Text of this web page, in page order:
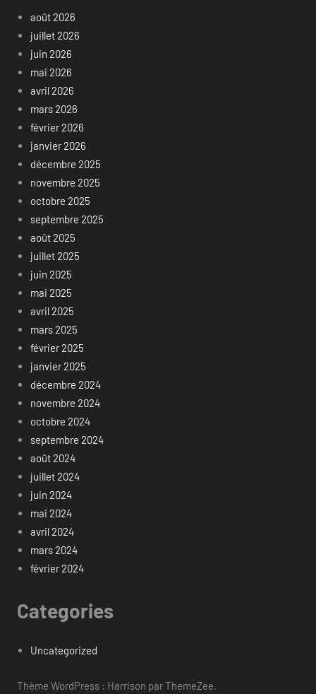
août 2026
juillet 2026
juin 2026
mai 2026
avril 2026
mars 2026
février 2026
janvier 2026
décembre 2025
novembre 2025
octobre 2025
septembre 2025
août 2025
juillet 2025
juin 2025
mai 2025
avril 2025
mars 2025
février 2025
janvier 2025
décembre 2024
novembre 2024
octobre 2024
septembre 2024
août 2024
juillet 2024
juin 2024
mai 2024
avril 2024
mars 2024
février 2024
Categories
Uncategorized
Thème WordPress : Harrison par ThemeZee.